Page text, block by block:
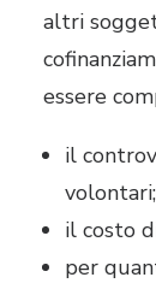
altri
essere
il
volontari;
il costo
per